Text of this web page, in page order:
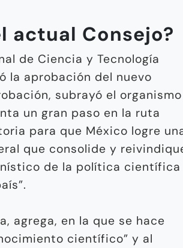
actual Consejo?
de Ciencia y Tecnología
la aprobación del nuevo
subrayó el organismo
un gran paso en la ruta
para que México logre
que consolide y
de la política
agrega, en la que se hace
científico” y al